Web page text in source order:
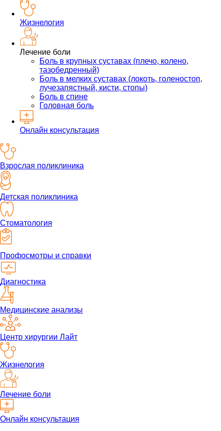
Жизнелогия
Лечение боли
Боль в крупных суставах (плечо, колено,
тазобедренный)
Боль в мелких суставах (локоть, голеностоп,
лучезапястный, кисти, стопы)
Боль в спине
Головная боль
Онлайн консультация
Взрослая поликлиника
Детская поликлиника
Стоматология
Профосмотры и справки
Диагностика
Медицинские анализы
Центр хирургии Лайт
Жизнелогия
Лечение боли
Онлайн консультация